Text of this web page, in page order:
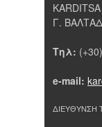
Γ.
Τηλ:
e-mail:
ΔΙΕΥΘΥΝΣΗ